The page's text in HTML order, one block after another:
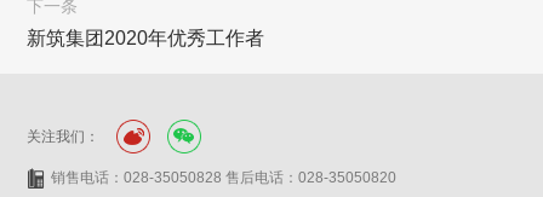
下一条
新筑集团2020年优秀工作者
关注我们：
销售电话：028-35050828 售后电话：028-35050820